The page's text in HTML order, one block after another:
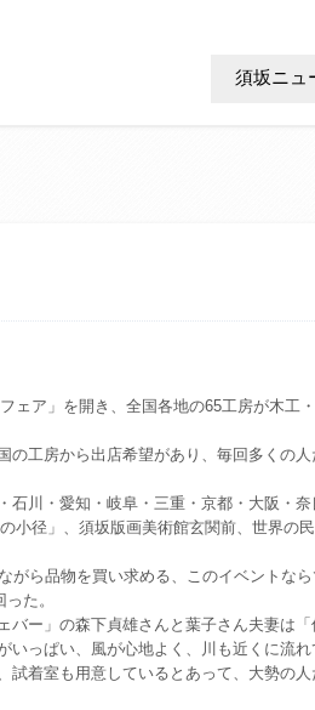
須坂ニュ
ェア」を開き、全国各地の65工房が木工
工房から出店希望があり、毎回多くの人
川・愛知・岐阜・三重・京都・大阪・奈
小径」、須坂版画美術館玄関前、世界の
ら品物を買い求める、このイベントな
た。
ー」の森下貞雄さんと葉子さん夫妻は「
っぱい、風が心地よく、川も近くに流れ
試着室も用意しているとあって、大勢の